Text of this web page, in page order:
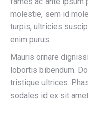
molestie, sem id
turpis, ultricies
enim purus.
Mauris ornare
lobortis bibendum.
tristique ultrices.
sodales id ex sit